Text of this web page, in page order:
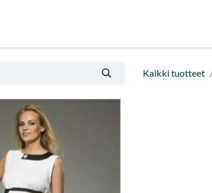
Kaikki tuotteet